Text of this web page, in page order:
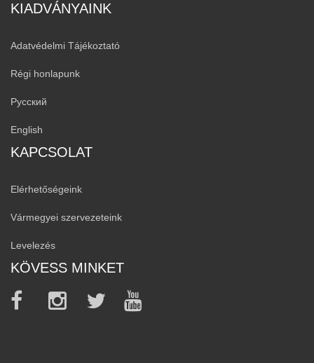
KIADVÁNYAINK
Adatvédelmi Tájékoztató
Régi honlapunk
Русский
English
KAPCSOLAT
Elérhetőségeink
Vármegyei szervezeteink
Levelezés
KÖVESS MINKET